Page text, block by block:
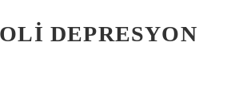
DEPRESYON